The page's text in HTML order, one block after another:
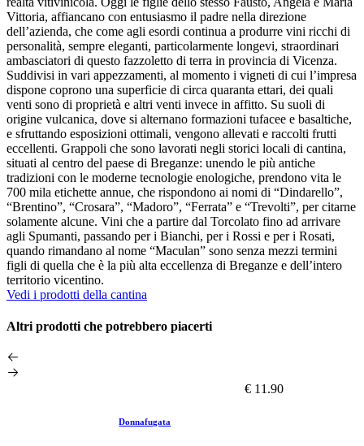
Vittoria, affiancano con entusiasmo il padre nella direzione
dell’azienda, che come agli esordi continua a produrre vini ricchi di
personalità, sempre eleganti, particolarmente longevi, straordinari
ambasciatori di questo fazzoletto di terra in provincia di Vicenza.
Suddivisi in vari appezzamenti, al momento i vigneti di cui l’impresa
dispone coprono una superficie di circa quaranta ettari, dei quali
venti sono di proprietà e altri venti invece in affitto. Su suoli di
origine vulcanica, dove si alternano formazioni tufacee e basaltiche,
e sfruttando esposizioni ottimali, vengono allevati e raccolti frutti
eccellenti. Grappoli che sono lavorati negli storici locali di cantina,
situati al centro del paese di Breganze: unendo le più antiche
tradizioni con le moderne tecnologie enologiche, prendono vita le
700 mila etichette annue, che rispondono ai nomi di “Dindarello”,
“Brentino”, “Crosara”, “Madoro”, “Ferrata” e “Trevolti”, per citarne
solamente alcune. Vini che a partire dal Torcolato fino ad arrivare
agli Spumanti, passando per i Bianchi, per i Rossi e per i Rosati,
quando rimandano al nome “Maculan” sono senza mezzi termini
figli di quella che è la più alta eccellenza di Breganze e dell’intero
territorio vicentino.
Vedi i prodotti della cantina
Altri prodotti che potrebbero piacerti
€ 11.90
Donnafugata